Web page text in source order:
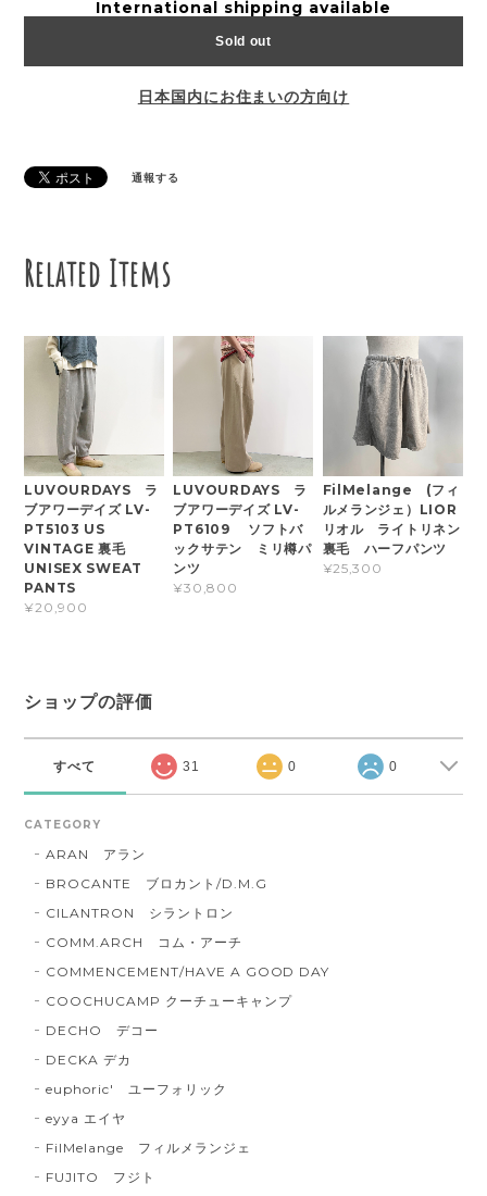
International shipping available
Sold out
日本国内にお住まいの方向け
通報する
Related Items
LUVOURDAYS ラ
ブアワーデイズ LV-
PT5103 US
VINTAGE 裏毛
UNISEX SWEAT
PANTS
¥20,900
LUVOURDAYS ラ
ブアワーデイズ LV-
PT6109 ソフトバ
ックサテン ミリ樽パ
ンツ
¥30,800
FilMelange (フィ
ルメランジェ）LIOR
リオル ライトリネン
裏毛 ハーフパンツ
¥25,300
ショップの評価
すべて 31 0 0
CATEGORY
ARAN アラン
BROCANTE ブロカント/D.M.G
CILANTRON シラントロン
COMM.ARCH コム・アーチ
COMMENCEMENT/HAVE A GOOD DAY
COOCHUCAMP クーチューキャンプ
DECHO デコー
DECKA デカ
euphoric' ユーフォリック
eyya エイヤ
FilMelange フィルメランジェ
FUJITO フジト